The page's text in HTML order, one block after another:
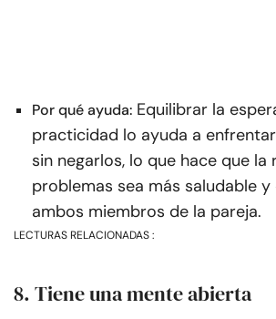
Por qué ayuda: Equilibrar la
practicidad lo ayuda a
sin negarlos, lo que hace que la
problemas sea más saludable
ambos miembros de la pareja.
LECTURAS RELACIONADAS :
8. Tiene una mente abierta